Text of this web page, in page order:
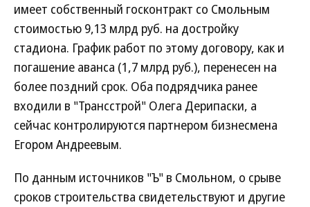
имеет собственный госконтракт со Смольным
стоимостью 9,13 млрд руб. на достройку
стадиона. График работ по этому договору, как и
погашение аванса (1,7 млрд руб.), перенесен на
более поздний срок. Оба подрядчика ранее
входили в "Трансстрой" Олега Дерипаски, а
сейчас контролируются партнером бизнесмена
Егором Андреевым.
По данным источников "Ъ" в Смольном, о срыве
сроков строительства свидетельствуют и другие